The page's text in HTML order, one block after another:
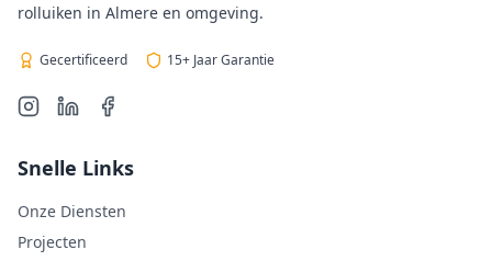
rolluiken in Almere en omgeving.
Gecertificeerd 15+ Jaar Garantie
Snelle Links
Onze Diensten
Projecten